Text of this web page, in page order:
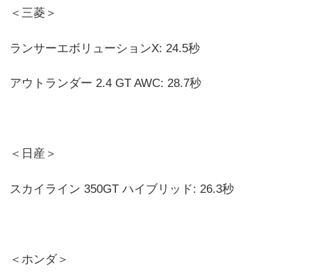
＜三菱＞
ランサーエボリューションX: 24.5秒
アウトランダー 2.4 GT AWC: 28.7秒
＜日産＞
スカイライン 350GT ハイブリッド: 26.3秒
＜ホンダ＞